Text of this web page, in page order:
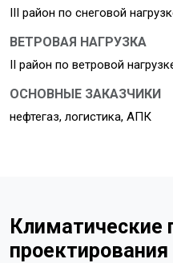
III район по снеговой
ВЕТРОВАЯ НАГРУЗКА
II район по ветровой
ОСНОВНЫЕ ЗАКАЗЧИКИ
нефтегаз, логистика, АПК